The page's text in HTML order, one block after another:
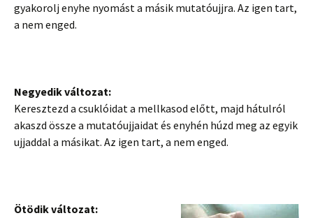
gyakorolj enyhe nyomást a másik mutatóujjra. Az igen tart,
a nem enged.
Negyedik változat:
Keresztezd a csuklóidat a mellkasod előtt, majd hátulról
akaszd össze a mutatóujjaidat és enyhén húzd meg az egyik
ujjaddal a másikat. Az igen tart, a nem enged.
Ötödik változat: